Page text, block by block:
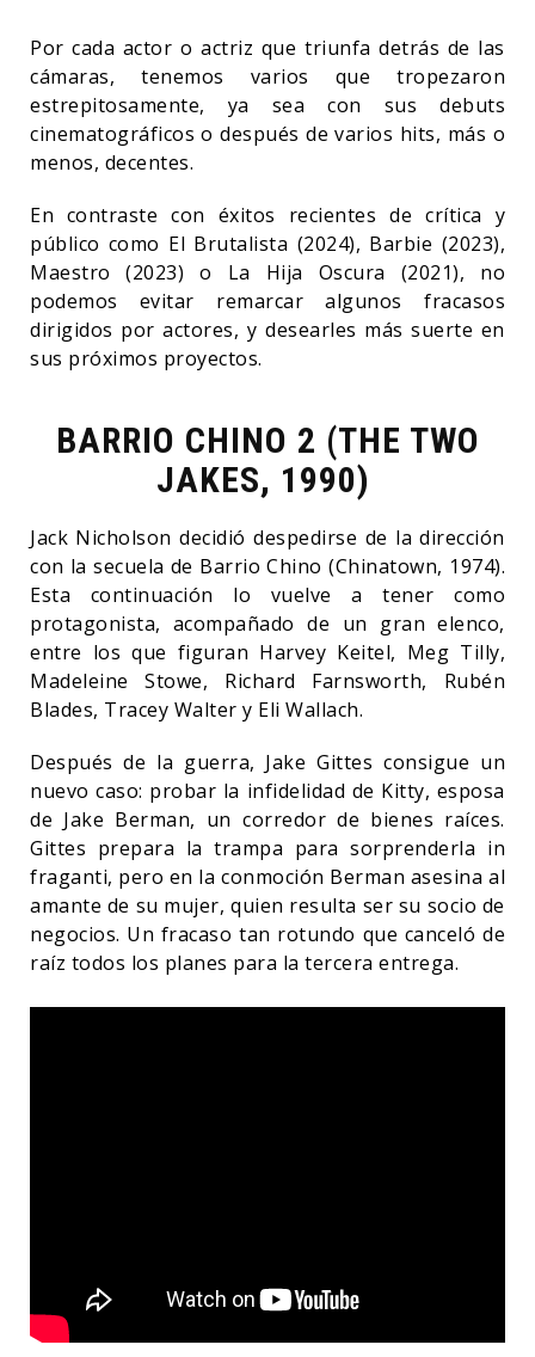
Por cada actor o actriz que triunfa detrás de las
cámaras, tenemos varios que tropezaron
estrepitosamente, ya sea con sus debuts
cinematográficos o después de varios hits, más o
menos, decentes.
En contraste con éxitos recientes de crítica y
público como El Brutalista (2024), Barbie (2023),
Maestro (2023) o La Hija Oscura (2021), no
podemos evitar remarcar algunos fracasos
dirigidos por actores, y desearles más suerte en
sus próximos proyectos.
BARRIO CHINO 2 (THE TWO
JAKES, 1990)
Jack Nicholson decidió despedirse de la dirección
con la secuela de Barrio Chino (Chinatown, 1974).
Esta continuación lo vuelve a tener como
protagonista, acompañado de un gran elenco,
entre los que figuran Harvey Keitel, Meg Tilly,
Madeleine Stowe, Richard Farnsworth, Rubén
Blades, Tracey Walter y Eli Wallach.
Después de la guerra, Jake Gittes consigue un
nuevo caso: probar la infidelidad de Kitty, esposa
de Jake Berman, un corredor de bienes raíces.
Gittes prepara la trampa para sorprenderla in
fraganti, pero en la conmoción Berman asesina al
amante de su mujer, quien resulta ser su socio de
negocios. Un fracaso tan rotundo que canceló de
raíz todos los planes para la tercera entrega.